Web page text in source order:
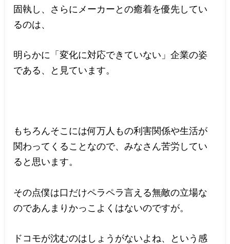
固執し、さらにメーカーとの癒着を優先してい
るのは、
明らかに「変化に対応できていない」企業の姿
である、と見ています。
もちろんそこには何万人もの利害関係や生活が
関わってくることなので、みなさん苦労してい
ると思います。
その点僕は口だけペラペラ言える無敵の立場な
のであんまりかっこよくはないのですが。
ドコモが沈むのはしょうがないよね、という感